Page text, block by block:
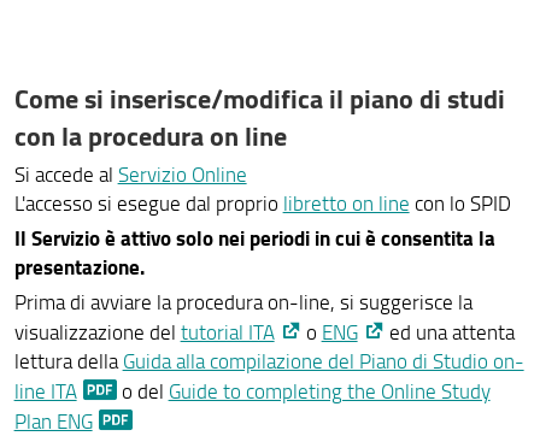
Come si inserisce/modifica il piano di studi
con la procedura on line
Si accede al Servizio Online
L'accesso si esegue dal proprio libretto on line con lo SPID
Il Servizio è attivo solo nei periodi in cui è consentita la
presentazione.
Prima di avviare la procedura on-line, si suggerisce la
visualizzazione del tutorial ITA o ENG
ed una attenta
lettura dellaGuida alla compilazione del Piano di Studio on-
line ITA
o del Guide to completing the Online Study
Plan ENG